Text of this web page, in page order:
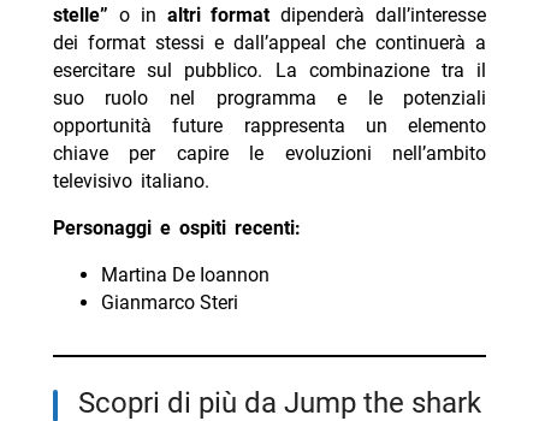
stelle” o in altri formatdipenderà dall’interesse
dei format stessi e dall’appeal che continuerà a
esercitare sul pubblico. La combinazione tra il
suo ruolo nel programma e le potenziali
opportunità future rappresenta un elemento
chiave per capire le evoluzioni nell’ambito
televisivo italiano.
Personaggi e ospiti recenti:
Martina De Ioannon
Gianmarco Steri
Scopri di più da Jump the shark